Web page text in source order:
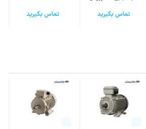
تماس بگیرید تماس بگیرید